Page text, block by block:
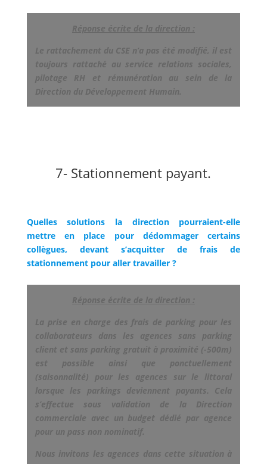
Réponse écrite de la direction :
Le rattachement du CSE n’a pas été modifié, il est
toujours rattaché au service relations sociales,
pilotage RH et rémunération au sein de la
Direction du Développement Humain.
7- Stationnement payant.
Quelles solutions la direction pourraient-elle
mettre en place pour dédommager certains
collègues, devant s’acquitter de frais de
stationnement pour aller travailler ?
Réponse écrite de la direction :
La prise en charge des frais de parking pour les
collaborateurs dans les agences sans parking
client et sans parking gratuit à proximité (-500m)
est possible ainsi que ponctuellement
(saisonnalité) pour les agences sur le littoral
lorsque les parkings deviennent payants. Cela
s’effectue sous validation de la Direction
commerciale avec un budget dédié par agence
pour un pass non nominatif.
Nous invitons les agences dans cette situation à